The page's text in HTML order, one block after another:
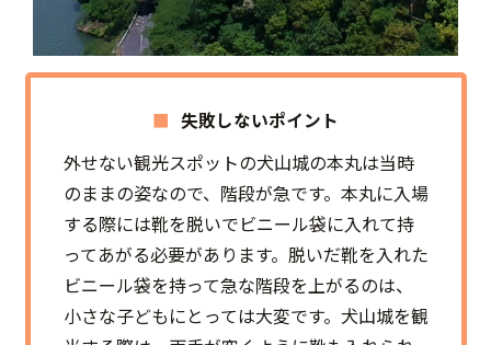
失敗しないポイント
外せない観光スポットの犬山城の本丸は当時
のままの姿なので、階段が急です。本丸に入場
する際には靴を脱いでビニール袋に入れて持
ってあがる必要があります。脱いだ靴を入れた
ビニール袋を持って急な階段を上がるのは、
小さな子どもにとっては大変です。犬山城を観